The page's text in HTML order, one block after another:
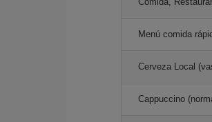
Menú comida
Cerveza Local
Cappuccino